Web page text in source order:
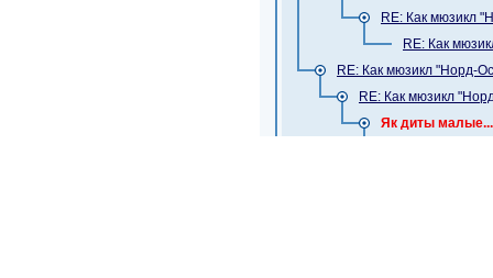
RE: Как мюзикл
RE: Как
RE: Как мюзикл "Норд-
RE: Как мюзикл
Як диты малые...